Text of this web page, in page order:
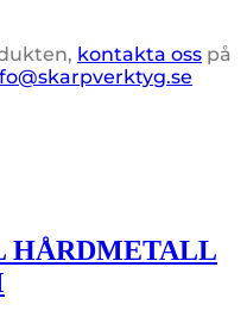
kontakta oss på
HÅRDMETALL